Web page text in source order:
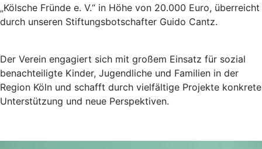
„Kölsche Fründe e. V.“ in Höhe von 20.000 Euro, überreicht
durch unseren Stiftungsbotschafter Guido Cantz.
Der Verein engagiert sich mit großem Einsatz für sozial
benachteiligte Kinder, Jugendliche und Familien in der
Region Köln und schafft durch vielfältige Projekte konkrete
Unterstützung und neue Perspektiven.